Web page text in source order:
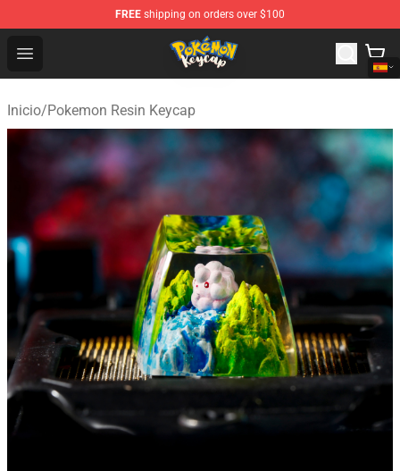
FREE shipping on orders over $100
Open menu
Pokemon Keycap Shop - The Best Store of Pokemon
Inicio/Pokemon Resin Keycap